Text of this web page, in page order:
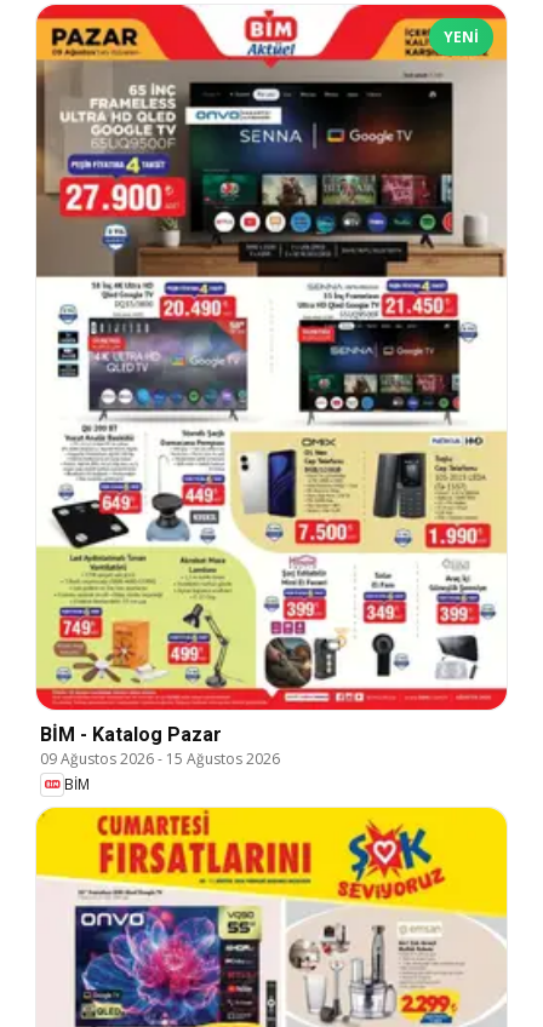
YENI
BİM - Katalog Pazar
09 Ağustos 2026- 15 Ağustos 2026
BİM